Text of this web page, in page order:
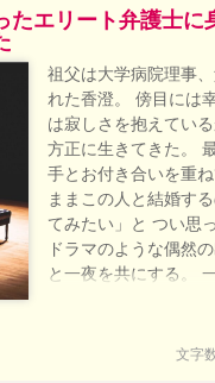
たエリート弁護士に
祖父は大学病院理事
れた香澄。 傍目には
は寂しさを抱えてい
方正に生きてきた。
手とお付き合いを重
ままこの人と結婚す
てみたい」と つい思
ドラマのような偶然
と一夜を共にする。
過ごした香澄だった
して――？ ※ヒロイン
となります。清廉潔
文字